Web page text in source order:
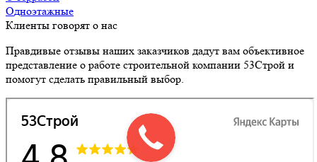
Одноэтажные
Клиенты говорят о нас
Правдивые отзывы наших заказчиков дадут вам объективное
представление о работе строительной компании 53Строй и
помогут сделать правильный выбор.